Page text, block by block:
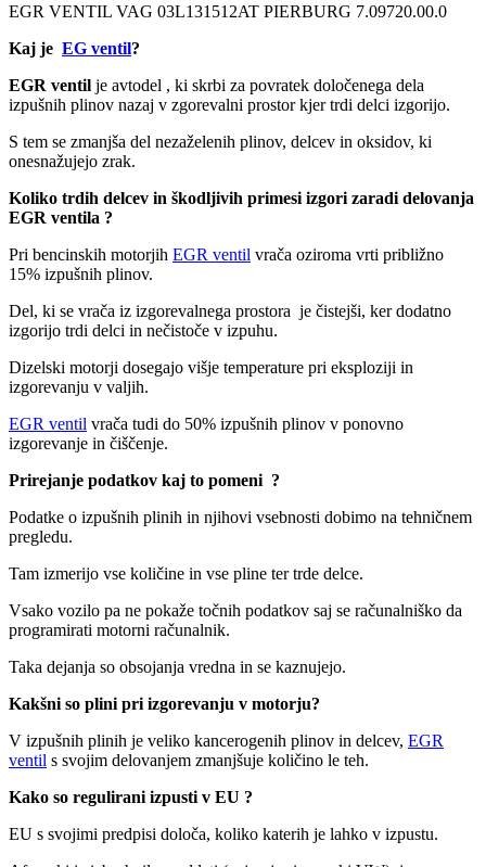
EGR VENTIL VAG 03L131512AT PIERBURG 7.09720.00.0
Kaj je EG ventil?
EGR ventil je avtodel , ki skrbi za povratek določenega dela
izpušnih plinov nazaj v zgorevalni prostor kjer trdi delci izgorijo.
S tem se zmanjša del nezaželenih plinov, delcev in oksidov, ki
onesnažujejo zrak.
Koliko trdih delcev in škodljivih primesi izgori zaradi delovanja
EGR ventila ?
Pri bencinskih motorjih EGR ventil vrača oziroma vrti približno
15% izpušnih plinov.
Del, ki se vrača iz izgorevalnega prostora je čistejši, ker dodatno
izgorijo trdi delci in nečistoče v izpuhu.
Dizelski motorji dosegajo višje temperature pri eksploziji in
izgorevanju v valjih.
EGR ventil vrača tudi do 50% izpušnih plinov v ponovno
izgorevanje in čiščenje.
Prirejanje podatkov kaj to pomeni ?
Podatke o izpušnih plinih in njihovi vsebnosti dobimo na tehničnem
pregledu.
Tam izmerijo vse količine in vse pline ter trde delce.
Vsako vozilo pa ne pokaže točnih podatkov saj se računalniško da
programirati motorni računalnik.
Taka dejanja so obsojanja vredna in se kaznujejo.
Kakšni so plini pri izgorevanju v motorju?
V izpušnih plinih je veliko kancerogenih plinov in delcev, EGR
ventil s svojim delovanjem zmanjšuje količino le teh.
Kako so regulirani izpusti v EU ?
EU s svojimi predpisi določa, koliko katerih je lahko v izpustu.